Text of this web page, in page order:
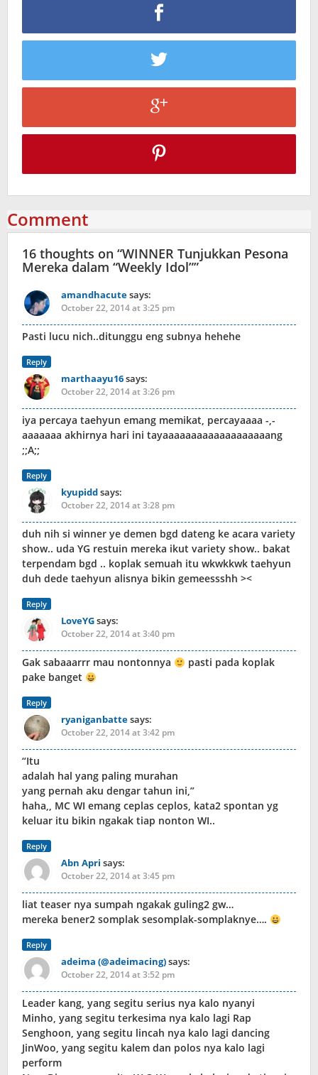
Comment
16 thoughts on “WINNER Tunjukkan Pesona
Mereka dalam “Weekly Idol””
amandhacutesays:
October 22, 2014 at 3:25 pm
Pasti lucu nich..ditunggu eng subnya hehehe
Reply
marthaayu16says:
October 22, 2014 at 3:26 pm
iya percaya taehyun emang memikat, percayaaaa -,-
aaaaaaa akhirnya hari ini tayaaaaaaaaaaaaaaaaaaang
;;A;;
Reply
kyupiddsays:
October 22, 2014 at 3:28 pm
duh nih si winner ye demen bgd dateng ke acara variety
show.. uda YG restuin mereka ikut variety show.. bakat
terpendam bgd .. koplak semuah itu wkwkkwk taehyun
duh dede taehyun alisnya bikin gemeessshh ><
Reply
LoveYGsays:
October 22, 2014 at 3:40 pm
Gak sabaaarrr mau nontonnya
pasti pada koplak
pake banget
Reply
ryaniganbattesays:
October 22, 2014 at 3:42 pm
“Itu
adalah hal yang paling murahan
yang pernah aku dengar tahun ini,”
haha,, MC WI emang ceplas ceplos, kata2 spontan yg
keluar itu bikin ngakak tiap nonton WI..
Reply
Abn Apri says:
October 22, 2014 at 3:45 pm
liat teaser nya sumpah ngakak guling2 gw…
mereka bener2 somplak sesomplak-somplaknye….
Reply
adeima (@adeimacing)says:
October 22, 2014 at 3:52 pm
Leader kang, yang segitu serius nya kalo nyanyi
Minho, yang segitu terkesima nya kalo lagi Rap
Senghoon, yang segitu lincah nya kalo lagi dancing
JinWoo, yang segitu kalem dan polos nya kalo lagi
perform